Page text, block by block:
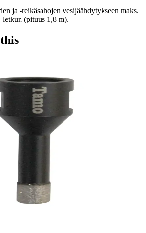
ja -reikäsahojen vesijäähdytykseen maks.
letkun (pituus 1,8 m).